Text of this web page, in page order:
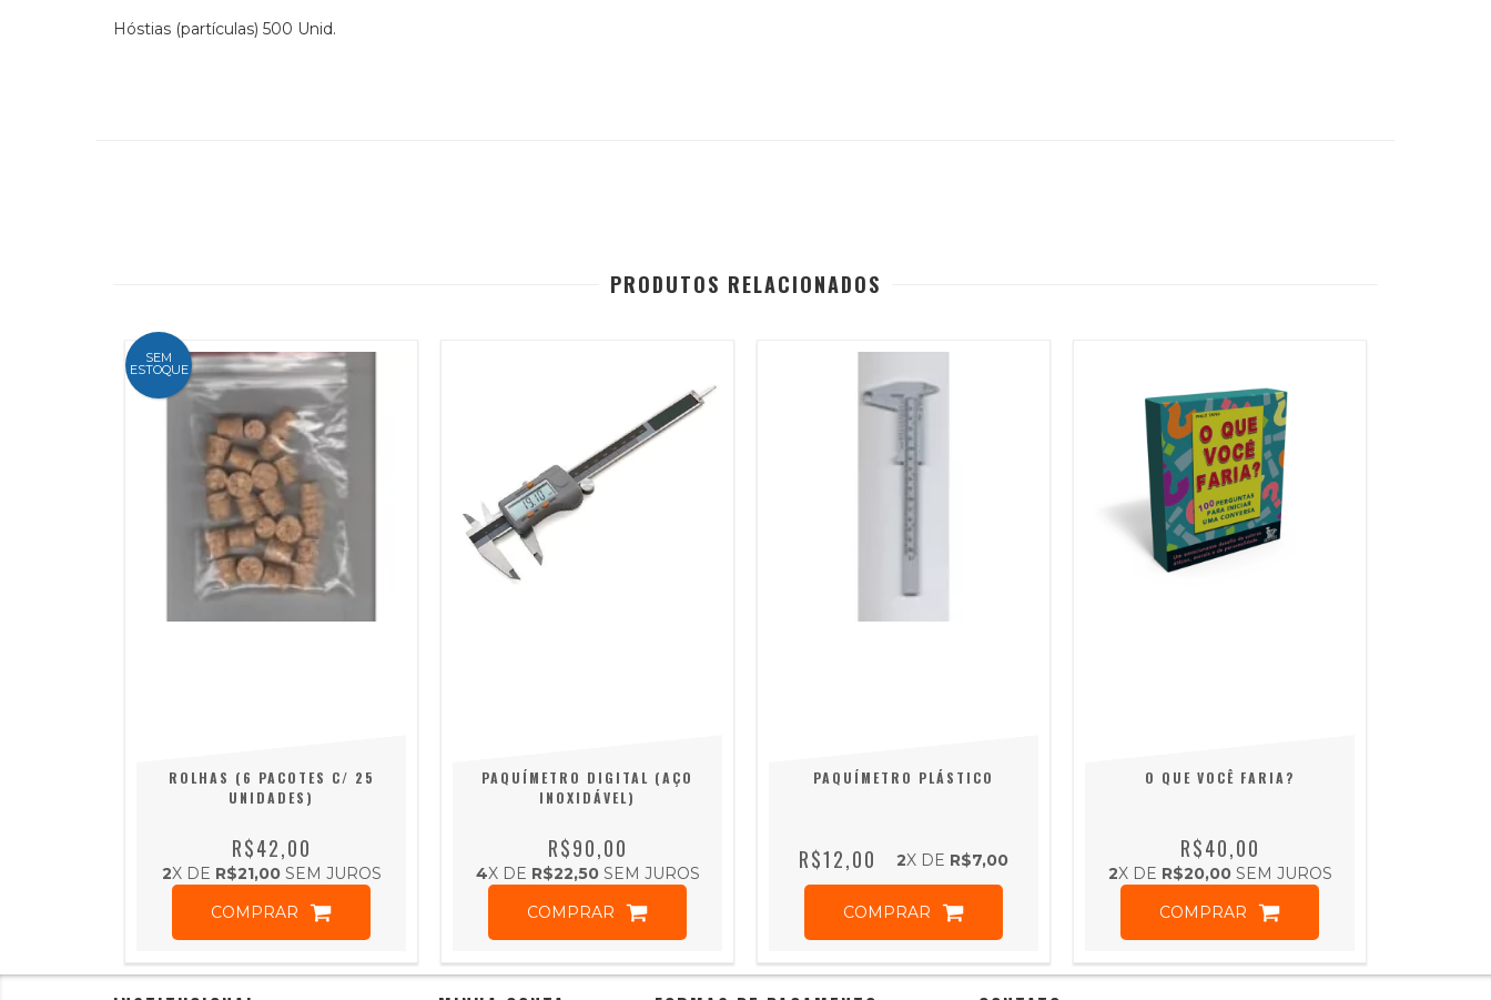
Hóstias (partículas) 500 Unid.
PRODUTOS RELACIONADOS
SEM
ESTOQUE
ROLHAS (6 PACOTES C/ 25
UNIDADES)
R$42,00
2X DE R$21,00SEM JUROS
COMPRAR
PAQUÍMETRO DIGITAL (AÇO
INOXIDÁVEL)
R$90,00
4X DE R$22,50SEM JUROS
COMPRAR
PAQUÍMETRO PLÁSTICO
R$12,00 2X DE R$7,00
COMPRAR
O QUE VOCÊ FARIA?
R$40,00
2X DE R$20,00SEM JUROS
COMPRAR